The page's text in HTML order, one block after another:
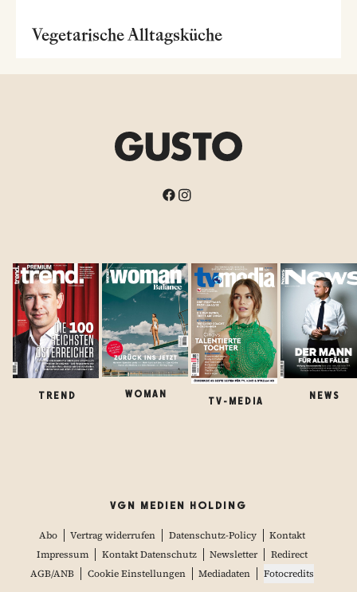
Vegetarische Alltagsküche
TREND WOMAN
TV-MEDIA
NEWS
VGN MEDIEN HOLDING
Abo Vertrag widerrufen Datenschutz-Policy
Kontakt
Impressum
Kontakt Datenschutz Newsletter
Redirect
AGB/ANB
Cookie Einstellungen Mediadaten Fotocredits